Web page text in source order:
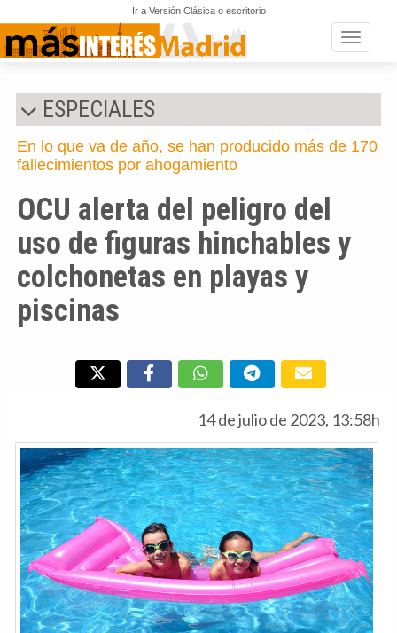
Ir a Versión Clásica o escritorio
Toggle
ESPECIALES
En lo que va de año, se han producido más de 170
fallecimientos por ahogamiento
OCU alerta del peligro del
uso de figuras hinchables y
colchonetas en playas y
piscinas
14 de julio de 2023, 13:58h